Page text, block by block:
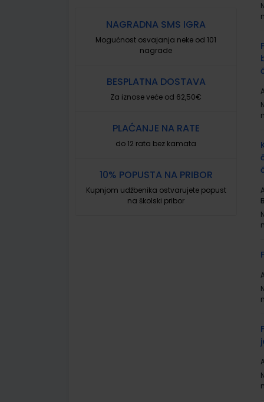
NAGRADNA SMS IGRA
Mogućnost osvajanja neke od 101
nagrade
BESPLATNA DOSTAVA
Za iznose veće od 62,50€
PLAĆANJE NA RATE
do 12 rata bez kamata
10% POPUSTA NA PRIBOR
Kupnjom udžbenika ostvarujete popust
na školski pribor